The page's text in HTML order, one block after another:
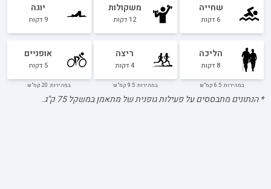
שחייה
6 דקות
משקולות
12 דקות
יוגה
9 דקות
הליכה
8 דקות
במהירות: 6.5 קמ"ש
ריצה
4דקות
במהירות: 9.5 קמ"ש
אופניים
5 דקות
במהירות: 20 קמ"ש
* הנתונים מתבססים על פעילות גופנית של מתאמן במשקל75ק"ג.